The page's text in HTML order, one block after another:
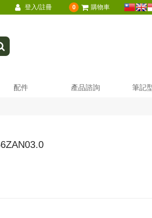
登入/註冊 0 購物車
配件 產品諮詢 筆記